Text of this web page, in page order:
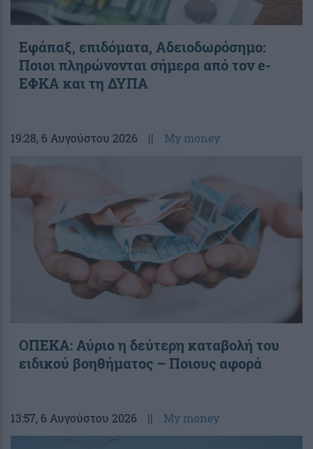
Εφάπαξ, επιδόματα, Αδειοδωρόσημο:
Ποιοι πληρώνονται σήμερα από τον e-
ΕΦΚΑ και τη ΔΥΠΑ
19:28, 6 Αυγούστου 2026 || My money
ΟΠΕΚΑ: Αύριο η δεύτερη καταβολή του
ειδικού βοηθήματος – Ποιους αφορά
13:57, 6 Αυγούστου 2026 || My money